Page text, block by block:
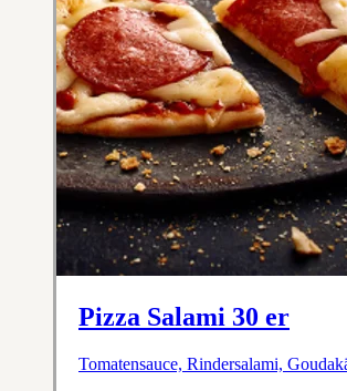
Pizza Salami 30 er
Tomatensauce, Rindersalami,